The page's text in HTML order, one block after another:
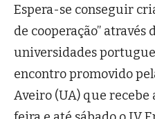
Espera-se conseguir
de cooperação”
universidades
encontro promovido
Aveiro (UA) que